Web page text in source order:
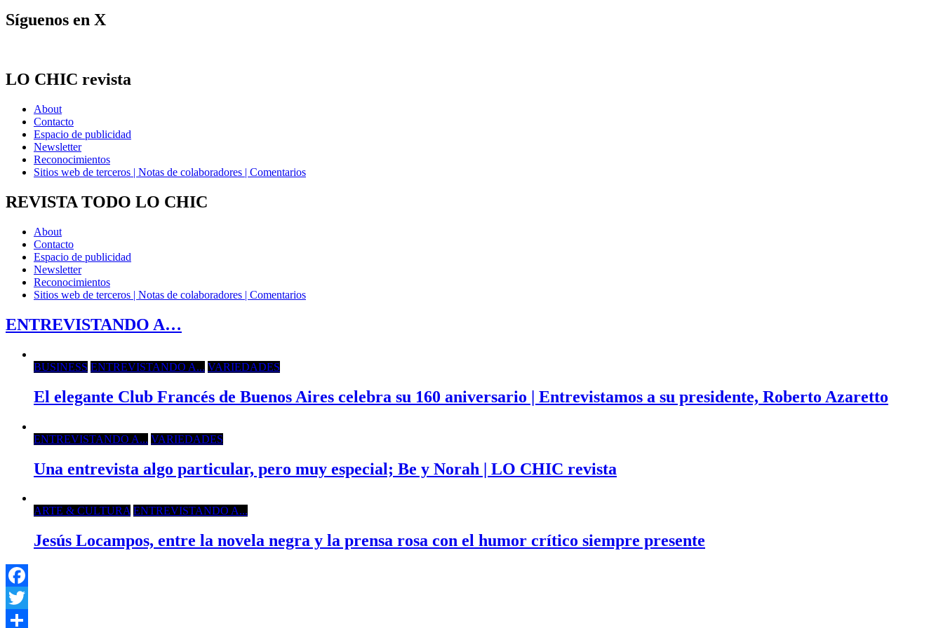
Síguenos en X
LO CHIC revista
About
Contacto
Espacio de publicidad
Newsletter
Reconocimientos
Sitios web de terceros | Notas de colaboradores | Comentarios
REVISTA TODO LO CHIC
About
Contacto
Espacio de publicidad
Newsletter
Reconocimientos
Sitios web de terceros | Notas de colaboradores | Comentarios
ENTREVISTANDO A…
BUSINESS ENTREVISTANDO A... VARIEDADES
El elegante Club Francés de Buenos Aires celebra su 160 aniversario | Entrevistamos a su presidente, Roberto Azaretto
ENTREVISTANDO A... VARIEDADES
Una entrevista algo particular, pero muy especial; Be y Norah | LO CHIC revista
ARTE & CULTURA ENTREVISTANDO A...
Jesús Locampos, entre la novela negra y la prensa rosa con el humor crítico siempre presente
Facebook
Twitter